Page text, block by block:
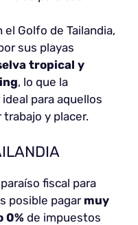
el Golfo de Tailandia,
sus playas
tropical y
, lo que la
para aquellos
y placer.
fiscal para
posible pagar muy
0% de impuestos